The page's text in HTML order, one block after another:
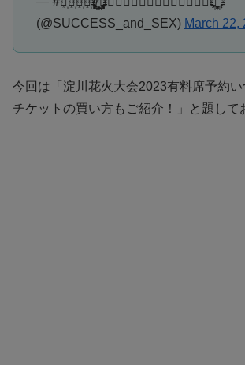
(@SUCCESS_and_SEX) March 22,
今回は「淀川花火大会2023有料席予約
チケットの買い方もご紹介！」と題して